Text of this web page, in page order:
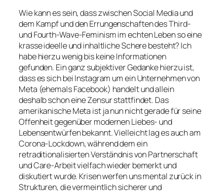
Wie kann es sein, dass zwischen Social Media und
dem Kampf und den Errungenschaften des Third-
und Fourth-Wave-Feminism im echten Leben so eine
krasse ideelle und inhaltliche Schere besteht? Ich
habe hierzu wenig bis keine Informationen
gefunden. Ein ganz subjektiver Gedanke hierzu ist,
dass es sich bei Instagram um ein Unternehmen von
Meta (ehemals Facebook) handelt und allein
deshalb schon eine Zensur stattfindet. Das
amerikanische Meta ist ja nun nicht gerade für seine
Offenheit gegenüber modernen Liebes- und
Lebensentwürfen bekannt. Vielleicht lag es auch am
Corona-Lockdown, während dem ein
retraditionalisierten Verständnis von Partnerschaft
und Care-Arbeit vielfach wieder bemerkt und
diskutiert wurde. Krisen werfen uns mental zurück in
Strukturen, die vermeintlich sicherer und